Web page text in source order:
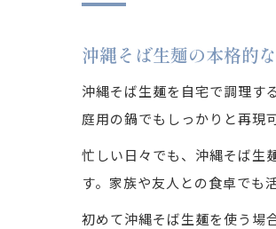
沖縄そば生麺の本格的
沖縄そば生麺を自宅で調理す
庭用の鍋でもしっかりと再現
忙しい日々でも、沖縄そば生
す。家族や友人との食卓でも
初めて沖縄そば生麺を使う場